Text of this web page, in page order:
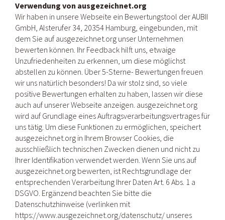
Verwendung von ausgezeichnet.org
Wir haben in unsere Webseite ein Bewertungstool der AUBII
GmbH, Alsterufer 34, 20354 Hamburg, eingebunden, mit
dem Sie auf ausgezeichnet.org unser Unternehmen
bewerten können. Ihr Feedback hilft uns, etwaige
Unzufriedenheiten zu erkennen, um diese möglichst
abstellen zu können. Über 5-Sterne- Bewertungen freuen
wir uns natürlich besonders! Da wir stolz sind, so viele
positive Bewertungen erhalten zu haben, lassen wir diese
auch auf unserer Webseite anzeigen. ausgezeichnet.org
wird auf Grundlage eines Auftragsverarbeitungsvertrages für
uns tätig. Um diese Funktionen zu ermöglichen, speichert
ausgezeichnet.org in Ihrem Browser Cookies, die
ausschließlich technischen Zwecken dienen und nicht zu
Ihrer Identifikation verwendet werden. Wenn Sie uns auf
ausgezeichnet.org bewerten, ist Rechtsgrundlage der
entsprechenden Verarbeitung Ihrer Daten Art. 6 Abs. 1 a
DSGVO. Ergänzend beachten Sie bitte die
Datenschutzhinweise (verlinken mit
https://www.ausgezeichnet.org/datenschutz/ unseres